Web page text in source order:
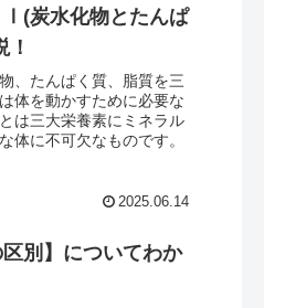
Ⅰ(炭水化物とたんぱ
、たんぱく質、脂質を三
体を動かすために必要な
は三大栄養素にミネラル
体に不可欠なものです。
2025.06.14
別】についてわか